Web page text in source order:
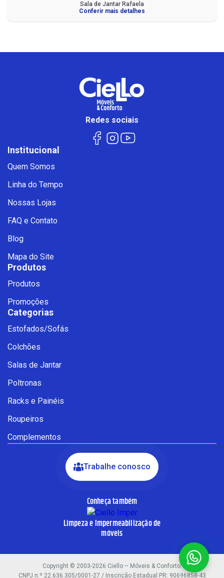
INICIAR CONVERSA
Ao informar meus dados, eu concordo com a política de
Sala de Jantar Rafaela
Conferir mais detalhes
Redes sociais
Institucional
Quem Somos
Linha do Tempo
Nossas Lojas
FAQ e Contato
Blog
Mapa do Site
Produtos
Produtos
Promoções
Categorias
Estofados/Sofás
Colchões
Salas de Jantar
Poltronas
Racks e Painéis
Roupeiros
Complementos
Trabalhe conosco
Conheça também
Limpeza e Impermeabilização de
móveis
Copyright © 2003-2026 Ciello – Móveis & Conforto.
CNPJ n.º 22.636.305/0001-27 / Inscrição Estadual PR: 90696858-43